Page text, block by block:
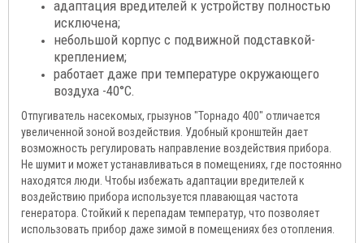
адаптация вредителей к устройству полностью
исключена;
небольшой корпус с подвижной подставкой-
креплением;
работает даже при температуре окружающего
воздуха -40°C.
Отпугиватель насекомых, грызунов "Торнадо 400" отличается
увеличенной зоной воздействия. Удобный кронштейн дает
возможность регулировать направление воздействия прибора.
Не шумит и может устанавливаться в помещениях, где постоянно
находятся люди. Чтобы избежать адаптации вредителей к
воздействию прибора используется плавающая частота
генератора. Стойкий к перепадам температур, что позволяет
использовать прибор даже зимой в помещениях без отопления.